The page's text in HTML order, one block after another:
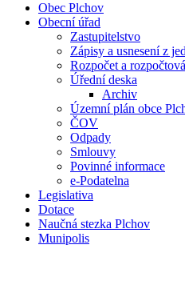
Obec Plchov
Obecní úřad
Zastupitelstvo
Zápisy a usnesení z
Rozpočet a
Úřední deska
Archiv
Územní plán obce
ČOV
Odpady
Smlouvy
Povinné informace
e-Podatelna
Legislativa
Dotace
Naučná stezka Plchov
Munipolis